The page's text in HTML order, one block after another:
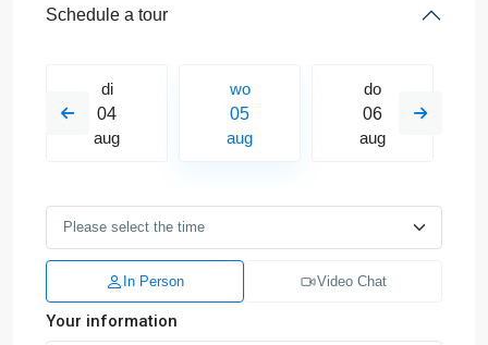
Schedule a tour
di
04
aug
wo
05
aug
do
06
aug
In Person Video Chat
Your information